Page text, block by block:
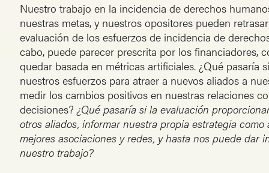
Nuestro trabajo en la incidencia de derechos
nuestras metas, y nuestros opositores pueden
evaluación de los esfuerzos de incidencia de
cabo, puede parecer prescrita por los financiadores,
quedar basada en métricas artificiales. ¿Qué pasaría
nuestros esfuerzos para atraer a nuevos aliados a
medir los cambios positivos en nuestras relaciones
decisiones? ¿Qué pasaría si la evaluación
otros aliados, informar nuestra propia estrategia
mejores asociaciones y redes, y hasta nos puede dar
nuestro trabajo?